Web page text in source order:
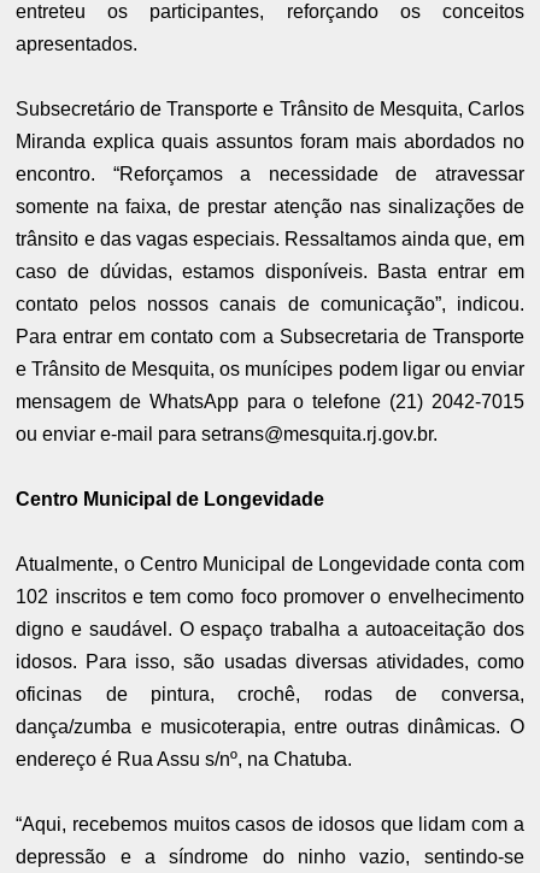
entreteu os participantes, reforçando os conceitos
apresentados.
Subsecretário de Transporte e Trânsito de Mesquita, Carlos
Miranda explica quais assuntos foram mais abordados no
encontro. “Reforçamos a necessidade de atravessar
somente na faixa, de prestar atenção nas sinalizações de
trânsito e das vagas especiais. Ressaltamos ainda que, em
caso de dúvidas, estamos disponíveis. Basta entrar em
contato pelos nossos canais de comunicação”, indicou.
Para entrar em contato com a Subsecretaria de Transporte
e Trânsito de Mesquita, os munícipes podem ligar ou enviar
mensagem de WhatsApp para o telefone (21) 2042-7015
ou enviar e-mail para setrans@mesquita.rj.gov.br.
Centro Municipal de Longevidade
Atualmente, o Centro Municipal de Longevidade conta com
102 inscritos e tem como foco promover o envelhecimento
digno e saudável. O espaço trabalha a autoaceitação dos
idosos. Para isso, são usadas diversas atividades, como
oficinas de pintura, crochê, rodas de conversa,
dança/zumba e musicoterapia, entre outras dinâmicas. O
endereço é Rua Assu s/nº, na Chatuba.
“Aqui, recebemos muitos casos de idosos que lidam com a
depressão e a síndrome do ninho vazio, sentindo-se